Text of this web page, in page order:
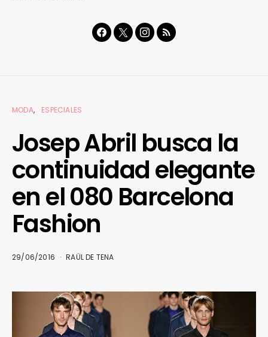
MODA ESPECIALES
Josep Abril busca la
continuidad elegante
en el 080 Barcelona
Fashion
29/06/2016 RAÜL DE TENA